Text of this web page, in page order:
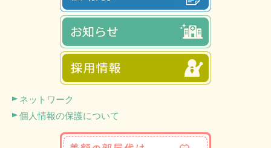
ネットワーク
個人情報の保護について